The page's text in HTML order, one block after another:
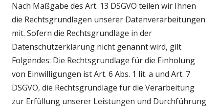
Nach Maßgabe des Art. 13 DSGVO teilen wir Ihnen
die Rechtsgrundlagen unserer Datenverarbeitungen
mit. Sofern die Rechtsgrundlage in der
Datenschutzerklärung nicht genannt wird, gilt
Folgendes: Die Rechtsgrundlage für die Einholung
von Einwilligungen ist Art. 6 Abs. 1 lit. a und Art. 7
DSGVO, die Rechtsgrundlage für die Verarbeitung
zur Erfüllung unserer Leistungen und Durchführung